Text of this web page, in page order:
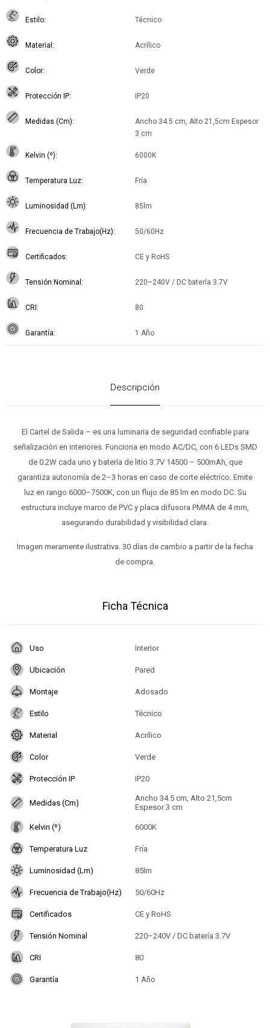
Estilo Técnico
Material Acrílico
Color Verde
Protección IP IP20
Medidas (Cm)
Ancho 34.5 cm, Alto 21,5cm Espesor
3 cm
Kelvin (º) 6000K
Temperatura Luz Fría
Luminosidad (Lm) 85lm
Frecuencia de Trabajo(Hz) 50/60Hz
Certificados CE y RoHS
Tensión Nominal 220–240V / DC batería 3.7V
CRI 80
Garantía 1 Año
Descripción
El Cartel de Salida – es una luminaria de seguridad confiable para
señalización en interiores. Funciona en modo AC/DC, con 6 LEDs SMD
de 0.2W cada uno y batería de litio 3.7V 14500 – 500mAh, que
garantiza autonomía de 2–3 horas en caso de corte eléctrico. Emite
luz en rango 6000–7500K, con un flujo de 85 lm en modo DC. Su
estructura incluye marco de PVC y placa difusora PMMA de 4 mm,
asegurando durabilidad y visibilidad clara.
Imagen meramente ilustrativa. 30 días de cambio a partir de la fecha
de compra.
Ficha Técnica
Uso Interior
Ubicación Pared
Montaje Adosado
Estilo Técnico
Material Acrílico
Color Verde
Protección IP IP20
Medidas (Cm)
Ancho 34.5 cm, Alto 21,5cm
Espesor 3 cm
Kelvin (º) 6000K
Temperatura Luz Fría
Luminosidad (Lm) 85lm
Frecuencia de Trabajo(Hz) 50/60Hz
Certificados CE y RoHS
Tensión Nominal 220–240V / DC batería 3.7V
CRI 80
Garantía 1 Año